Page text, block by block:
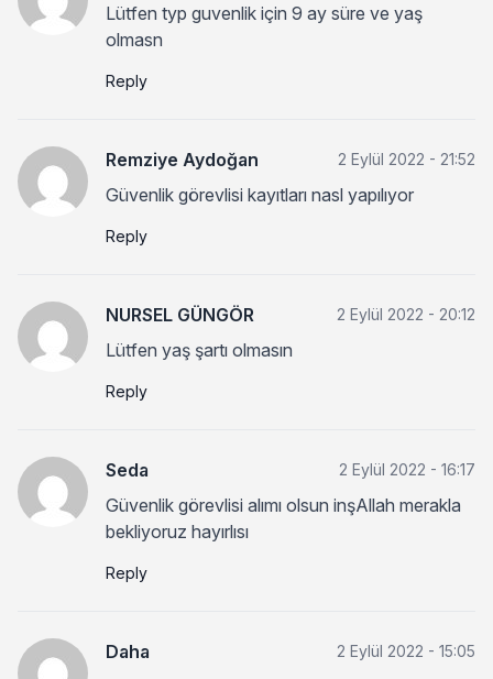
Lütfen typ guvenlik için 9 ay süre ve yaş
olmasn
Reply
Remziye Aydoğan 2 Eylül 2022 - 21:52
Güvenlik görevlisi kayıtları nasl yapılıyor
Reply
NURSEL GÜNGÖR 2 Eylül 2022 - 20:12
Lütfen yaş şartı olmasın
Reply
Seda 2 Eylül 2022 - 16:17
Güvenlik görevlisi alımı olsun inşAllah merakla
bekliyoruz hayırlısı
Reply
Daha 2 Eylül 2022 - 15:05